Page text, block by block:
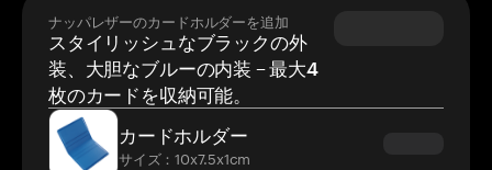
ナッパレザーのカードホルダーを追加
スタイリッシュなブラックの外
装、大胆なブルーの内装 – 最大4
枚のカードを収納可能。
カードホルダー
サイズ：10x7.5x1cm